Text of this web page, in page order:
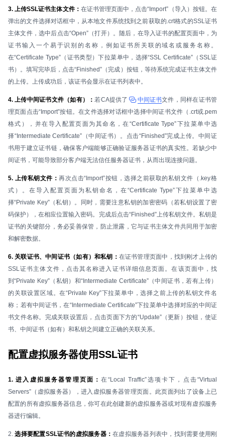
3. 上传SSL证书主体文件： 在证书管理页面中，点击“Import”（导入）按钮。在
弹出的文件选择对话框中，从本地文件系统找到之前获取的.crt格式的SSL证书
主体文件，选中后点击“Open”（打开）。随后，在导入证书的配置页面中，为
证书输入一个易于识别的名称，例如证书所关联的域名或服务名称。
在“Certificate Type”（证书类型）下拉菜单中，选择“SSL Certificate”（SSL证
书）。填写完毕后，点击“Finished”（完成）按钮，等待系统完成证书主体文件
的上传。上传成功后，该证书会显示在证书列表中。
4. 上传中间证书文件（如有）：若CA提供了 中间证书文件，同样在证书管
理页面点击“Import”按钮。在文件选择对话框中选择中间证书文件（.crt或.pem
格式），并在导入配置页面为其命名，在“Certificate Type”下拉菜单中选
择“Intermediate Certificate”（中间证书）。点击“Finished”完成上传。中间证
书用于建立证书链，确保客户端能够正确验证服务器证书的真实性。若缺少中
间证书，可能导致部分客户端无法信任服务器证书，从而出现连接问题。
5. 上传私钥文件：再次点击“Import”按钮，选择之前获取的私钥文件（.key格
式）。在导入配置页面为私钥命名，在“Certificate Type”下拉菜单中选
择“Private Key”（私钥）。同时，需要注意私钥的加密密码（若私钥设置了密
码保护），在相应位置输入密码。完成后点击“Finished”上传私钥文件。私钥是
证书的关键部分，务必妥善保管，防止泄露，它与证书主体文件共同用于加密
和解密数据。
6. 关联证书、中间证书（如有）和私钥： 在证书管理页面中，找到刚才上传的
SSL证书主体文件，点击其名称进入证书详细信息页面。在该页面中，找
到“Private Key”（私钥）和“Intermediate Certificate”（中间证书，若有上传）
的关联设置区域。在“Private Key”下拉菜单中，选择之前上传的私钥文件名
称；若有中间证书，在“Intermediate Certificate”下拉菜单中选择对应的中间证
书文件名称。完成关联设置后，点击页面下方的“Update”（更新）按钮，使证
书、中间证书（如有）和私钥之间建立正确的关联关系。
配置虚拟服务器使用SSL证书
1. 进入虚拟服务器管理页面：在“Local Traffic”选项卡下，点击“Virtual
Servers”（虚拟服务器），进入虚拟服务器管理页面。此页面列出了设备上已
配置的所有虚拟服务器信息，你可在此创建新的虚拟服务器或对现有虚拟服务
器进行编辑。
2.选择要配置SSL证书的虚拟服务器： 在虚拟服务器列表中，找到需要使用刚